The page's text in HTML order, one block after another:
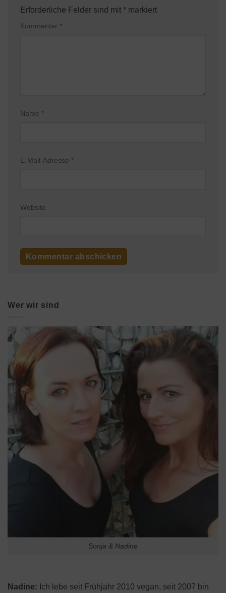
Erforderliche Felder sind mit * markiert
Kommentar *
Name *
E-Mail-Adresse *
Website
Wer wir sind
Sonja & Nadine
Nadine: Ich lebe seit Frühjahr 2010 vegan, seit 2007 bin